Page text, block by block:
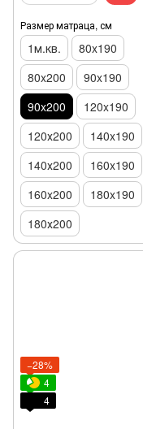
Размер матраца, см
1м.кв.
80x190
80x200
90x190
90x200
120x190
120х200
140x190
140х200
160x190
160x200
180x190
180х200
−28%
4
4